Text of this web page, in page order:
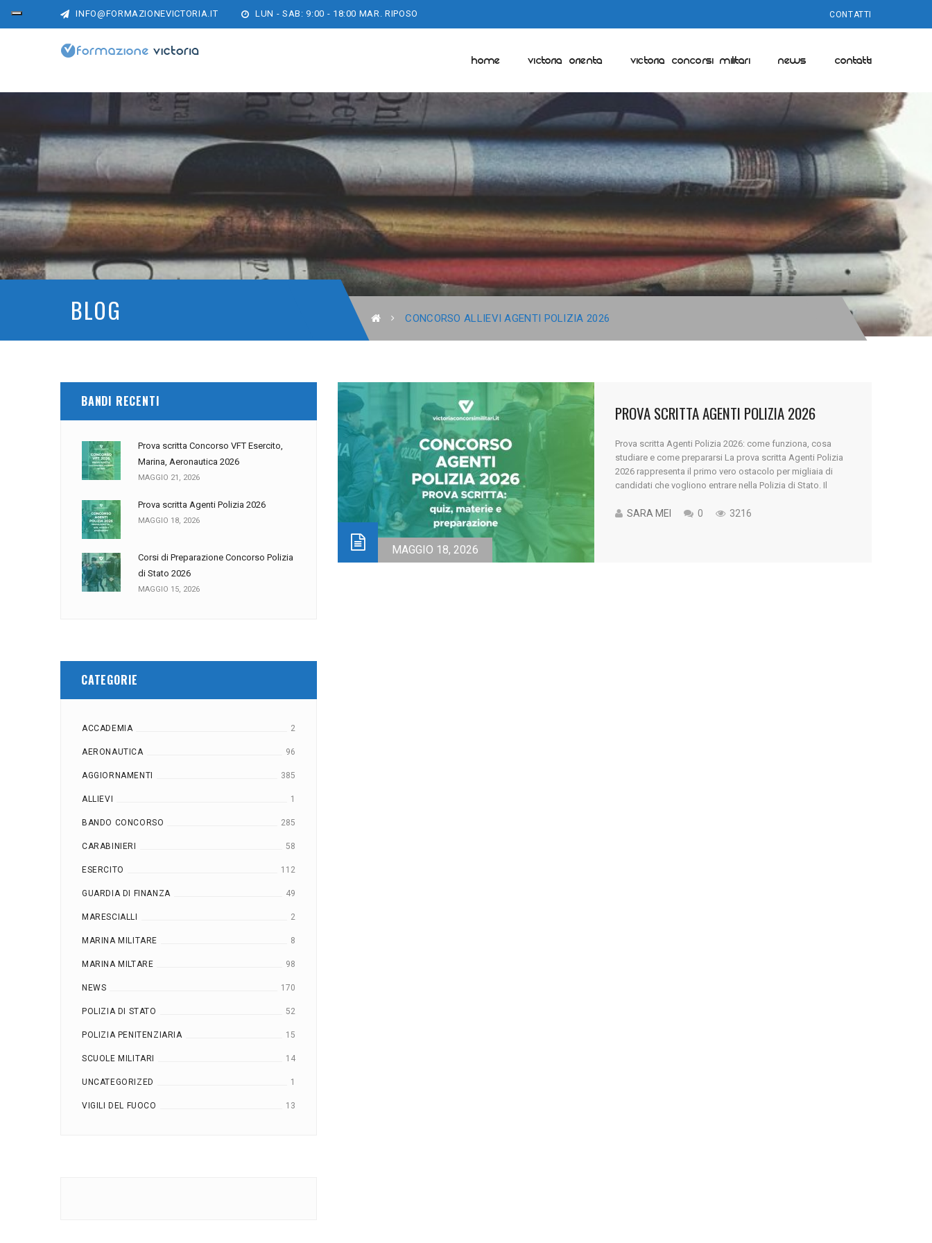
INFO@FORMAZIONEVICTORIA.IT LUN - SAB: 9:00 - 18:00 MAR. RIPOSO CONTATTI
HOME VICTORIA ORIENTA VICTORIA CONCORSI MILITARI NEWS CONTATTI
BLOG CONCORSO ALLIEVI AGENTI POLIZIA 2026
BANDI RECENTI
Prova scritta Concorso VFT Esercito,
Marina, Aeronautica 2026
MAGGIO 21, 2026
Prova scritta Agenti Polizia 2026
MAGGIO 18, 2026
Corsi di Preparazione Concorso Polizia
di Stato 2026
MAGGIO 15, 2026
CATEGORIE
ACCADEMIA 2
AERONAUTICA 96
AGGIORNAMENTI 385
ALLIEVI 1
BANDO CONCORSO 285
CARABINIERI 58
ESERCITO 112
GUARDIA DI FINANZA 49
MARESCIALLI 2
MARINA MILITARE 8
MARINA MILTARE 98
NEWS 170
POLIZIA DI STATO 52
POLIZIA PENITENZIARIA 15
SCUOLE MILITARI 14
UNCATEGORIZED 1
VIGILI DEL FUOCO 13
MAGGIO 18, 2026
PROVA SCRITTA AGENTI POLIZIA 2026
Prova scritta Agenti Polizia 2026: come funziona, cosa
studiare e come prepararsi La prova scritta Agenti Polizia
2026 rappresenta il primo vero ostacolo per migliaia di
candidati che vogliono entrare nella Polizia di Stato. Il
una delle occasioni più importanti dell’anno per chi sogna
SARA MEI 0 3216